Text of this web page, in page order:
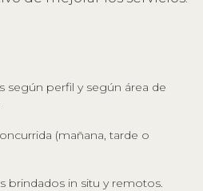
según perfil y según área de
(mañana, tarde o
brindados in situ y remotos.